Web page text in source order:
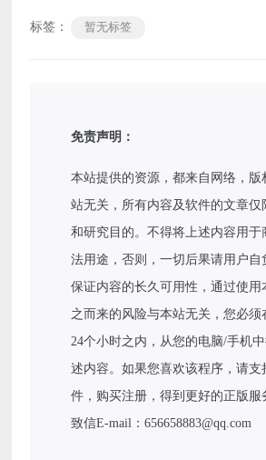
标签： 暂无标签
免责声明：
本站提供的资源，都来自网络，版
站无关，所有内容及软件的文章仅
和研究目的。不得将上述内容用于
法用途，否则，一切后果请用户自
保证内容的长久可用性，通过使用
之而来的风险与本站无关，您必须
24个小时之内，从您的电脑/手机
述内容。如果您喜欢该程序，请支
件，购买注册，得到更好的正版服
致信E-mail：656658883@qq.com